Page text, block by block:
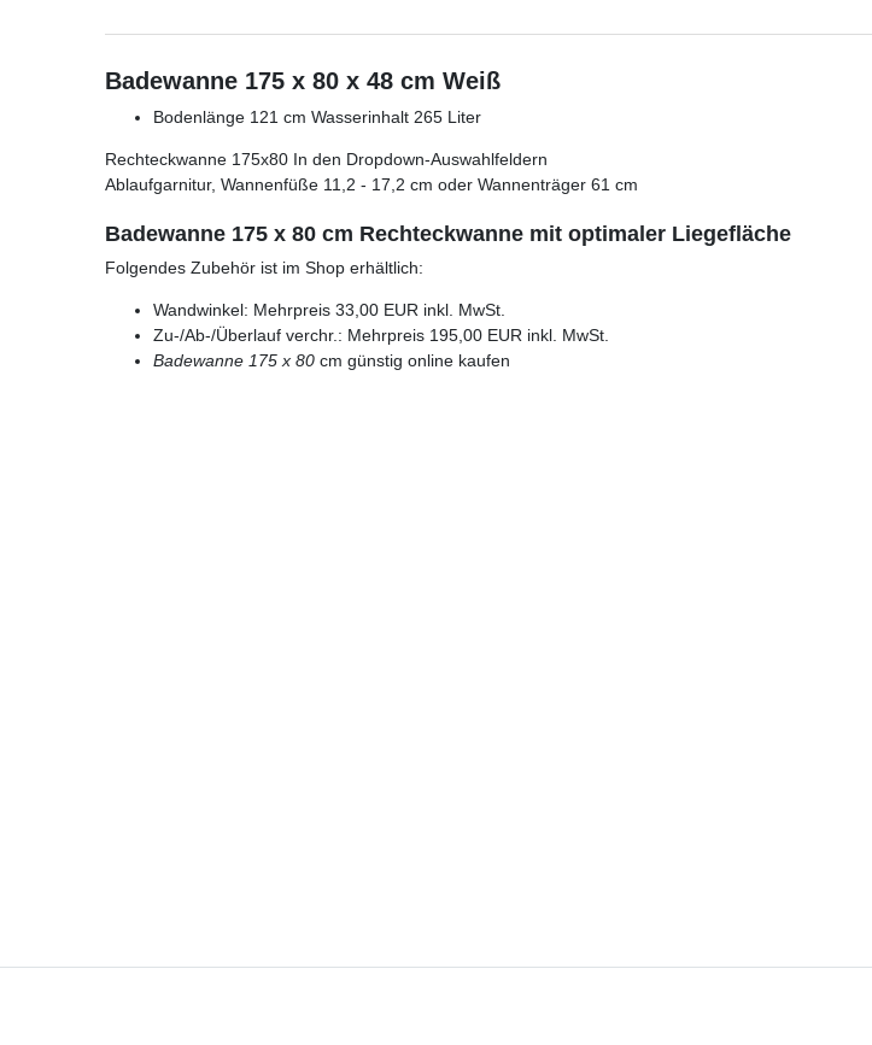
Badewanne 175 x 80 x 48 cm Weiß
Bodenlänge 121 cm Wasserinhalt 265 Liter
Rechteckwanne 175x80 In den Dropdown-Auswahlfeldern
Ablaufgarnitur, Wannenfüße 11,2 - 17,2 cm oder Wannenträger 61 cm
Badewanne 175 x 80 cm Rechteckwanne mit optimaler Liegefläche
Folgendes Zubehör ist im Shop erhältlich:
Wandwinkel: Mehrpreis 33,00 EUR inkl. MwSt.
Zu-/Ab-/Überlauf verchr.: Mehrpreis 195,00 EUR inkl. MwSt.
Badewanne 175 x 80 cm günstig online kaufen